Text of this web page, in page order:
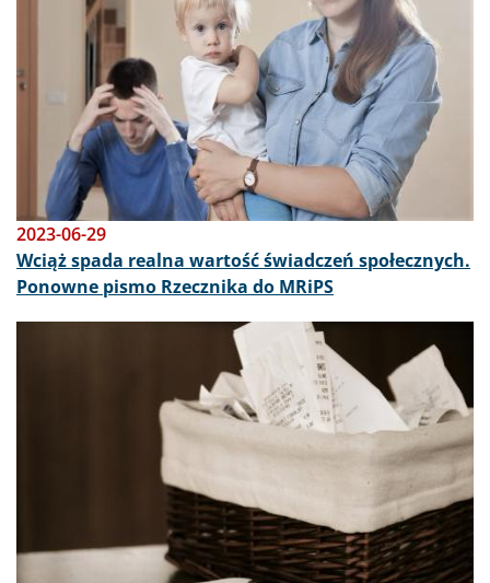
2023-06-29
Wciąż spada realna wartość świadczeń społecznych.
Ponowne pismo Rzecznika do MRiPS